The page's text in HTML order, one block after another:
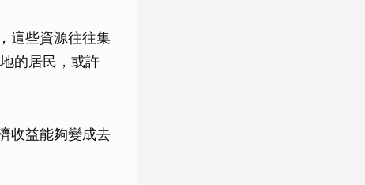
這些資源往往集
的居民，或許
收益能夠變成去